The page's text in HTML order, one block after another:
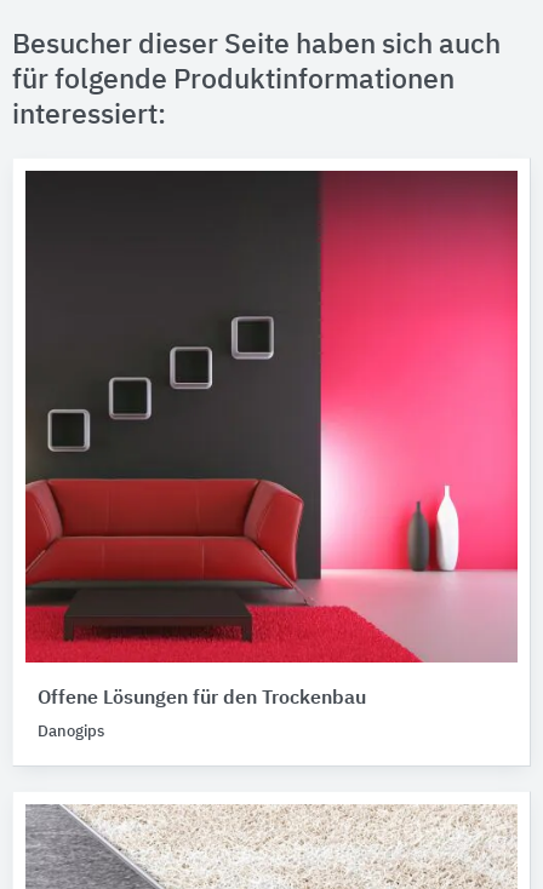
Besucher dieser Seite haben sich auch
für folgende Produktinformationen
interessiert:
Offene Lösungen für den Trockenbau
Danogips